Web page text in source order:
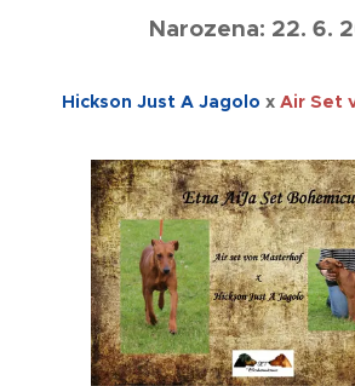
Narozena: 22. 6.
Hickson Just A Jagolo x Air Set